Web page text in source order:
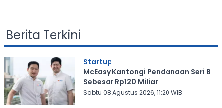
Berita Terkini
Startup
McEasy Kantongi Pendanaan Seri B
Sebesar Rp120 Miliar
Sabtu 08 Agustus 2026, 11:20 WIB